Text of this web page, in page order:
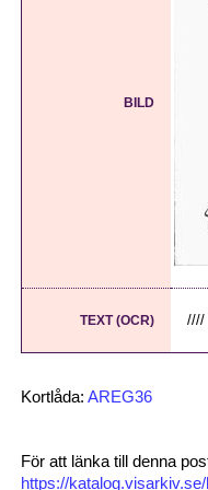
BILD
TEXT (OCR) ////
Kortlåda: AREG36
För att länka till denna
https://